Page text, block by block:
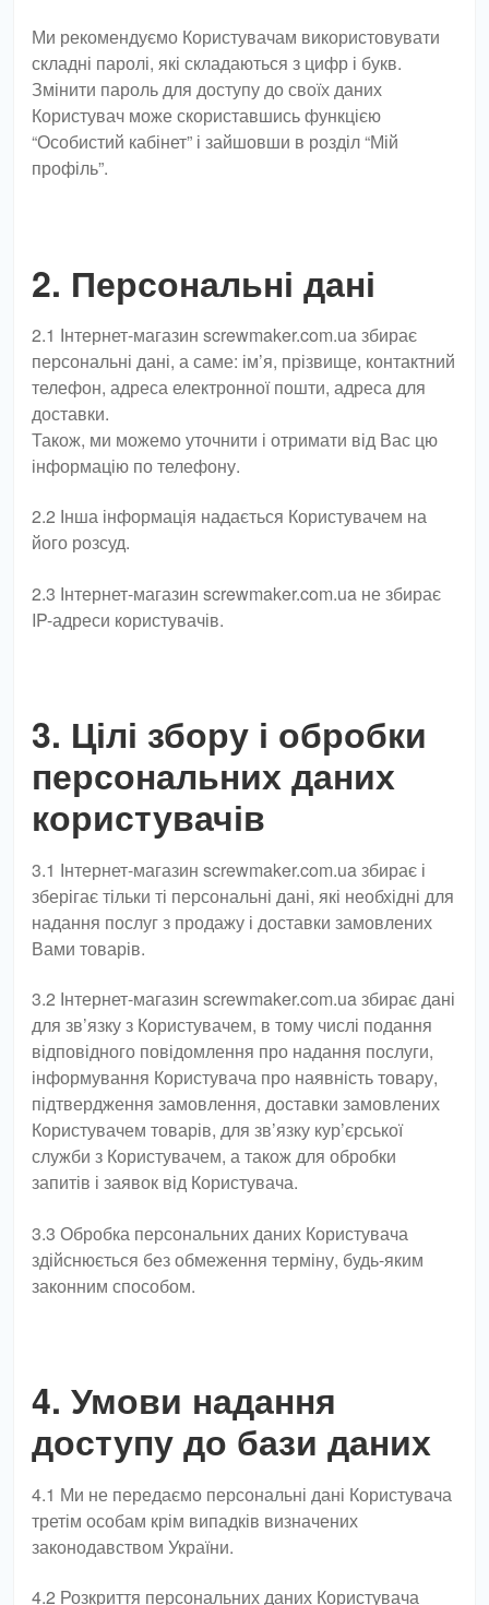
Ми рекомендуємо Користувачам використовувати
складні паролі, які складаються з цифр і букв.
Змінити пароль для доступу до своїх даних
Користувач може скориставшись функцією
“Особистий кабінет” і зайшовши в розділ “Мій
профіль”.
2. Персональні дані
2.1 Інтернет-магазин screwmaker.com.ua збирає
персональні дані, а саме: ім’я, прізвище, контактний
телефон, адреса електронної пошти, адреса для
доставки.
Також, ми можемо уточнити і отримати від Вас цю
інформацію по телефону.
2.2 Інша інформація надається Користувачем на
його розсуд.
2.3 Інтернет-магазин screwmaker.com.ua не збирає
IP-адреси користувачів.
3. Цілі збору і обробки
персональних даних
користувачів
3.1 Інтернет-магазин screwmaker.com.ua збирає і
зберігає тільки ті персональні дані, які необхідні для
надання послуг з продажу і доставки замовлених
Вами товарів.
3.2 Інтернет-магазин screwmaker.com.ua збирає дані
для зв’язку з Користувачем, в тому числі подання
відповідного повідомлення про надання послуги,
інформування Користувача про наявність товару,
підтвердження замовлення, доставки замовлених
Користувачем товарів, для зв’язку кур’єрської
служби з Користувачем, а також для обробки
запитів і заявок від Користувача.
3.3 Обробка персональних даних Користувача
здійснюється без обмеження терміну, будь-яким
законним способом.
4. Умови надання
доступу до бази даних
4.1 Ми не передаємо персональні дані Користувача
третім особам крім випадків визначених
законодавством України.
4.2 Розкриття персональних даних Користувача